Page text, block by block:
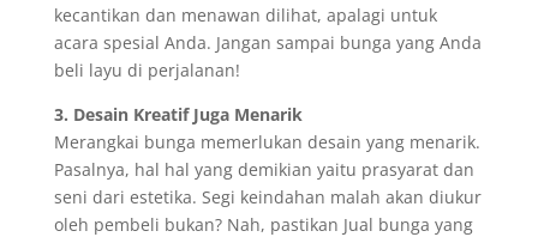
kecantikan dan menawan dilihat, apalagi untuk
acara spesial Anda. Jangan sampai bunga yang Anda
beli layu di perjalanan!
3. Desain Kreatif Juga Menarik
Merangkai bunga memerlukan desain yang menarik.
Pasalnya, hal hal yang demikian yaitu prasyarat dan
seni dari estetika. Segi keindahan malah akan diukur
oleh pembeli bukan? Nah, pastikan Jual bunga yang